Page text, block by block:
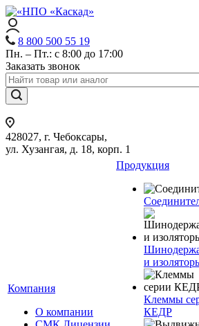
8 800 500 55 19
Пн. – Пт.: с 8:00 до 17:00
Заказать звонок
428027, г. Чебоксары,
ул. Хузангая, д. 18, корп. 1
Компания
О компании
Продукция
и
Клеммы
КЕДР